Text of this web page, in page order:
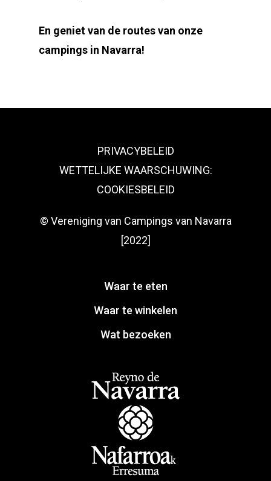
En geniet van de routes van onze
campings in Navarra!
PRIVACYBELEID
WETTELIJKE WAARSCHUWING:
COOKIESBELEID
© Vereniging van Campings van Navarra
[2022]
Waar te eten
Waar te winkelen
Wat bezoeken